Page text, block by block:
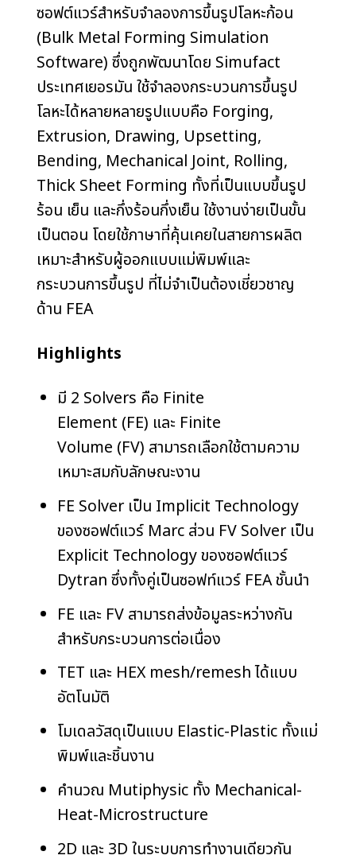
ซอฟต์แวร์สำหรับจำลองการขึ้นรูปโลหะก้อน
(Bulk Metal Forming Simulation
Software) ซึ่งถูกพัฒนาโดย Simufact
ประเทศเยอรมัน ใช้จำลองกระบวนการขึ้นรูป
โลหะได้หลายหลายรูปแบบคือ Forging,
Extrusion, Drawing, Upsetting,
Bending, Mechanical Joint, Rolling,
Thick Sheet Forming ทั้งที่เป็นแบบขึ้นรูป
ร้อน เย็น และกึ่งร้อนกึ่งเย็น ใช้งานง่ายเป็นขั้น
เป็นตอน โดยใช้ภาษาที่คุ้นเคยในสายการผลิต
เหมาะสำหรับผู้ออกแบบแม่พิมพ์และ
กระบวนการขึ้นรูป ที่ไม่จำเป็นต้องเชี่ยวชาญ
ด้าน FEA
Highlights
มี 2 Solvers คือ Finite
Element (FE) และ Finite
Volume (FV) สามารถเลือกใช้ตามความ
เหมาะสมกับลักษณะงาน
FE Solver เป็น Implicit Technology
ของซอฟต์แวร์ Marc ส่วน FV Solver เป็น
Explicit Technology ของซอฟต์แวร์
Dytran ซึ่งทั้งคู่เป็นซอฟท์แวร์ FEA ชั้นนำ
FE และ FV สามารถส่งข้อมูลระหว่างกัน
สำหรับกระบวนการต่อเนื่อง
TET และ HEX mesh/remesh ได้แบบ
อัตโนมัติ
โมเดลวัสดุเป็นแบบ Elastic-Plastic ทั้งแม่
พิมพ์และชิ้นงาน
คำนวณ Mutiphysic ทั้ง Mechanical-
Heat-Microstructure
2D และ 3D ในระบบการทำงานเดียวกัน